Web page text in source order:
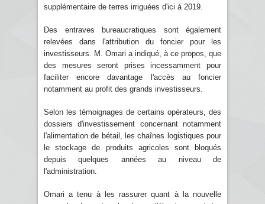
supplémentaire de terres irriguées d'ici à 2019.
Des entraves bureaucratiques sont également
relevées dans l'attribution du foncier pour les
investisseurs. M. Omari a indiqué, à ce propos, que
des mesures seront prises incessamment pour
faciliter encore davantage l'accès au foncier
notamment au profit des grands investisseurs.
Selon les témoignages de certains opérateurs, des
dossiers d'investissement concernant notamment
l'alimentation de bétail, les chaînes logistiques pour
le stockage de produits agricoles sont bloqués
depuis quelques années au niveau de
l'administration.
Omari a tenu à les rassurer quant à la nouvelle